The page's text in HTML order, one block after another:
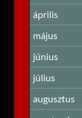
április
május
június
július
augusztus